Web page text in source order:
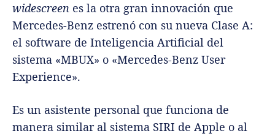
widescreen es la otra gran innovación que
Mercedes-Benz estrenó con su nueva Clase A:
el software de Inteligencia Artificial del
sistema «MBUX» o «Mercedes-Benz User
Experience».
Es un asistente personal que funciona de
manera similar al sistema SIRI de Apple o al